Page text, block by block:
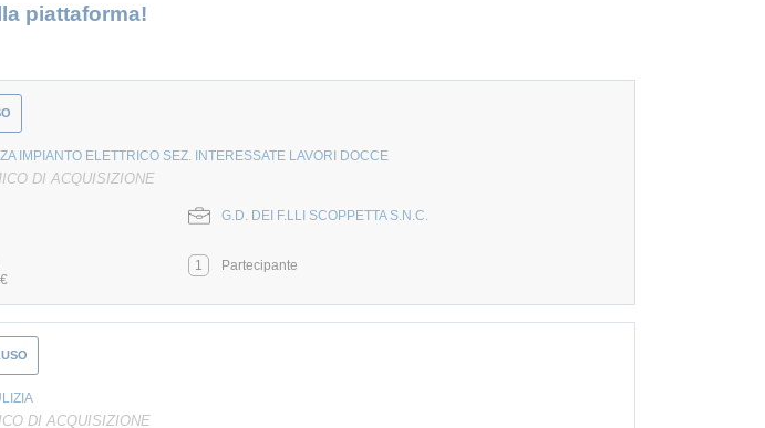
piattaforma!
IMPIANTO ELETTRICO SEZ. INTERESSATE LAVORI DOCCE
DI ACQUISIZIONE
G.D. DEI F.LLI SCOPPETTA S.N.C.
1 Partecipante
DI ACQUISIZIONE